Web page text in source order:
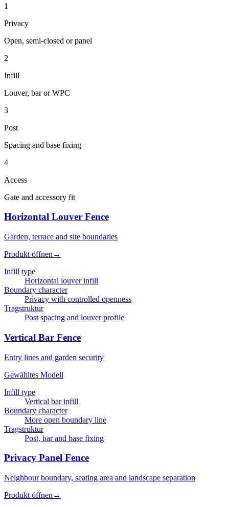
1
Privacy
Open, semi-closed or panel
2
Infill
Louver, bar or WPC
3
Post
Spacing and base fixing
4
Access
Gate and accessory fit
Horizontal Louver Fence
Garden, terrace and site boundaries
Produkt öffnen →
Infill type
Horizontal louver infill
Boundary character
Privacy with controlled openness
Tragstruktur
Post spacing and louver profile
Vertical Bar Fence
Entry lines and garden security
Gewähltes Modell
Infill type
Vertical bar infill
Boundary character
More open boundary line
Tragstruktur
Post, bar and base fixing
Privacy Panel Fence
Neighbour boundary, seating area and landscape separation
Produkt öffnen →